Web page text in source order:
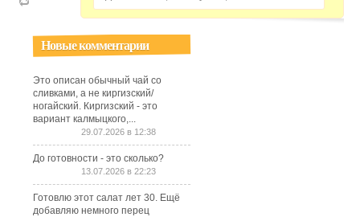
Новые комментарии
Это описан обычный чай со
сливками, а не киргизский/
ногайский. Киргизский - это
вариант калмыцкого,...
29.07.2026 в 12:38
До готовности - это сколько?
13.07.2026 в 22:23
Готовлю этот салат лет 30. Ещё
добавляю немного перец